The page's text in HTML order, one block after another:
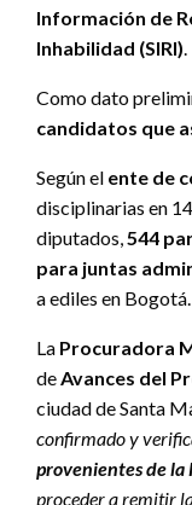
Información de
Inhabilidad (SIRI)
Como dato
candidatos que
Según el ente de
disciplinarias en
diputados, 544
para juntas
a ediles en Bogotá.
La Procuradora
de Avances del
ciudad de Santa
confirmado y
provenientes de la
proceder a remitir